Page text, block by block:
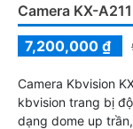
Camera KX-
7,200,000 ₫
Camera Kbvision
kbvision trang bị
dạng dome up trần, hồng ngoại ban đêm 20m dễ dàng lắp